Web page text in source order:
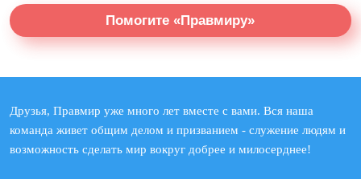
Помогите «Правмиру»
Друзья, Правмир уже много лет вместе с вами. Вся наша
команда живет общим делом и призванием - служение людям и
возможность сделать мир вокруг добрее и милосерднее!